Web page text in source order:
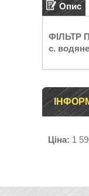
Опис
ФІЛЬТР
с.
Ціна: 1